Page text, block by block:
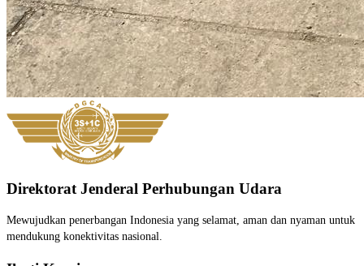
Direktorat Jenderal Perhubungan Udara
Mewujudkan penerbangan Indonesia yang selamat, aman dan nyaman untuk
mendukung konektivitas nasional.